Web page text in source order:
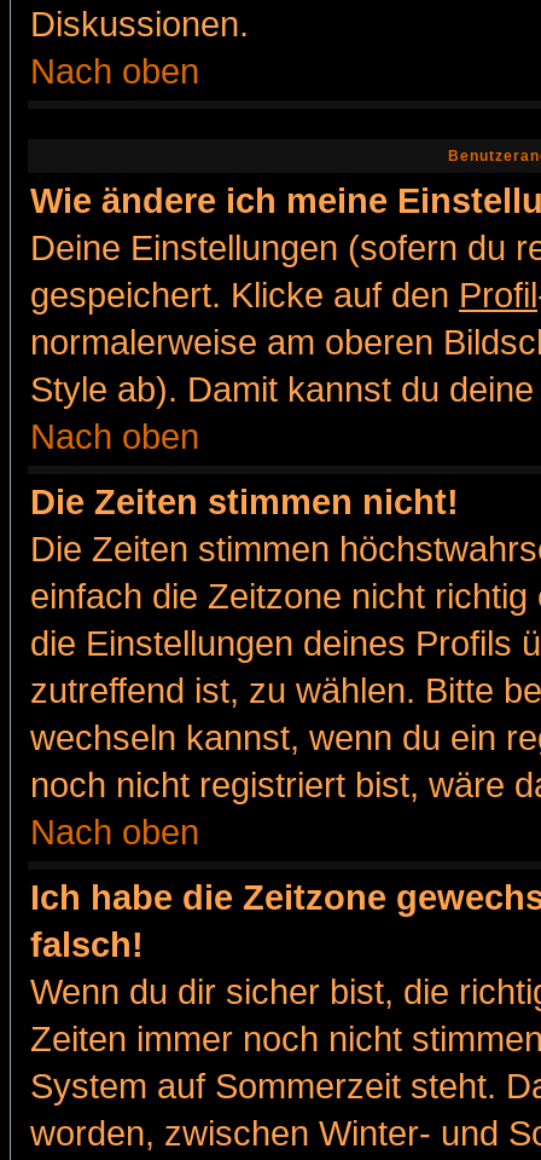
Diskussionen.
Nach oben
Wie ändere ich meine
Deine Einstellungen (sofern du
gespeichert. Klicke auf den Profil
normalerweise am oberen
Style ab). Damit kannst du
Nach oben
Die Zeiten stimmen nicht!
Die Zeiten stimmen
einfach die Zeitzone nicht
die Einstellungen deines Profils
zutreffend ist, zu wählen. Bitte
wechseln kannst, wenn du ein
noch nicht registriert bist, wäre
Nach oben
Ich habe die Zeitzone
falsch!
Wenn du dir sicher bist, die
Zeiten immer noch nicht
System auf Sommerzeit steht.
worden, zwischen Winter- und